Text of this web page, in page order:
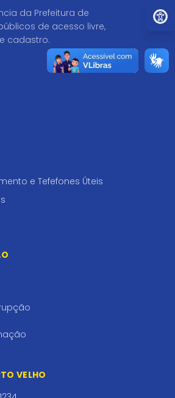
da Prefeitura de
de acesso livre,
cadastro.
e Tefefones Úteis
VELHO
Ir